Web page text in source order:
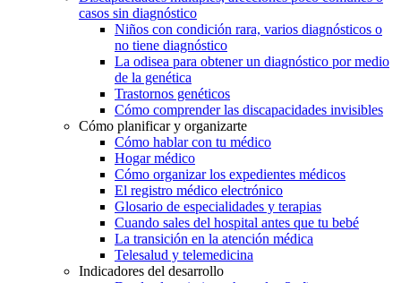
casos sin diagnóstico
Niños con condición rara, varios diagnósticos o
no tiene diagnóstico
La odisea para obtener un diagnóstico por medio
de la genética
Trastornos genéticos
Cómo comprender las discapacidades invisibles
Cómo planificar y organizarte
Cómo hablar con tu médico
Hogar médico
Cómo organizar los expedientes médicos
El registro médico electrónico
Glosario de especialidades y terapias
Cuando sales del hospital antes que tu bebé
La transición en la atención médica
Telesalud y telemedicina
Indicadores del desarrollo